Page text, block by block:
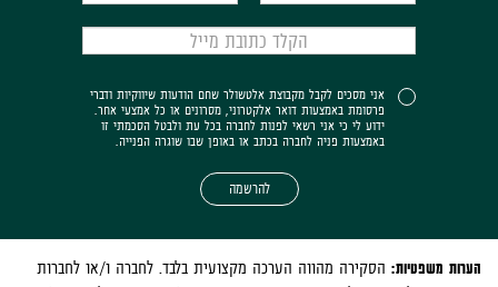
אני מסכים לקבל מקבוצת אלטשולר שחם הודעות שיווקיות ודברי
פרסומת באמצעות דואר אלקטרוני, מסרונים או כל אמצעי אחר.
ידוע לי כי אני רשאי לפנות לחברה בכל עת ולבטל הסכמתי זו
באמצעות פניה לחברה בכתב או באופן שבו שוגרה הפנייה.
להרשמה
הערות משפטיות: הסקירה מהווה הערכה מקצועית בלבד. לחברה ו/או לחברות